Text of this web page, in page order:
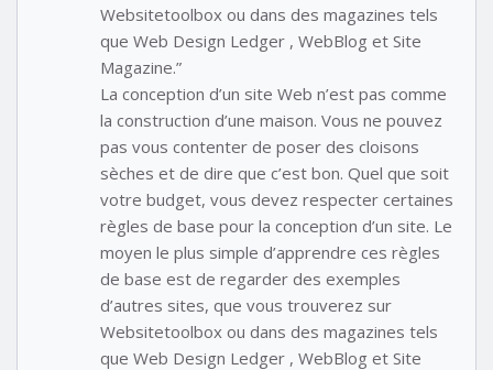
Websitetoolbox ou dans des magazines tels
que Web Design Ledger , WebBlog et Site
Magazine.”
La conception d’un site Web n’est pas comme
la construction d’une maison. Vous ne pouvez
pas vous contenter de poser des cloisons
sèches et de dire que c’est bon. Quel que soit
votre budget, vous devez respecter certaines
règles de base pour la conception d’un site. Le
moyen le plus simple d’apprendre ces règles
de base est de regarder des exemples
d’autres sites, que vous trouverez sur
Websitetoolbox ou dans des magazines tels
que Web Design Ledger , WebBlog et Site